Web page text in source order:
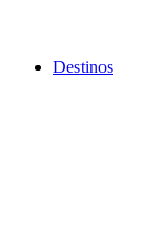
Destinos